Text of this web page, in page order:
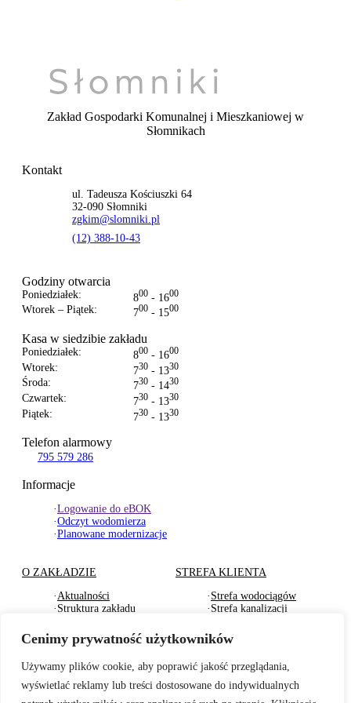
Cenimy prywatność użytkowników
Używamy plików cookie, aby poprawić jakość przeglądania,
wyświetlać reklamy lub treści dostosowane do indywidualnych
Zakład Gospodarki Komunalnej i Mieszkaniowej w
Słomnikach
Kontakt
ul. Tadeusza Kościuszki 64
32-090 Słomniki
zgkim@slomniki.pl
(12) 388-10-43
Godziny otwarcia
Poniedziałek: 800 - 1600
Wtorek – Piątek: 700 - 1500
Kasa w siedzibie zakładu
Poniedziałek: 800 - 1600
Wtorek: 730 - 1330
Środa: 730 - 1430
Czwartek: 730 - 1330
Piątek: 730 - 1330
Telefon alarmowy
795 579 286
Informacje
·Logowanie do eBOK
·Odczyt wodomierza
·Planowane modernizacje
O ZAKŁADZIE
·Aktualności
· Struktura zakładu
·Oferty pracy
STREFA KLIENTA
· Strefa wodociągów
· Strefa kanalizacji
komunalnych
·Strefa odbioru odpadów